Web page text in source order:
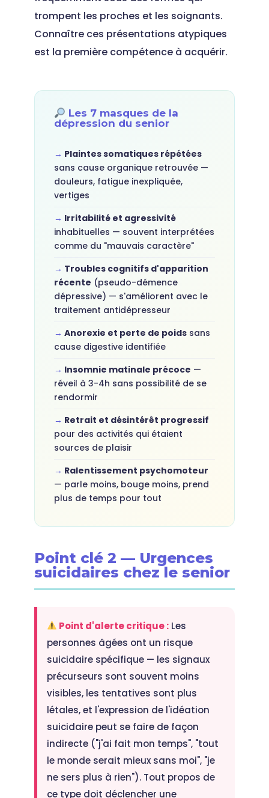
trompent les proches et les soignants.
Connaître ces présentations atypiques
est la première compétence à acquérir.
Les 7 masques de la
dépression du senior
Plaintes somatiques répétées
sans cause organique retrouvée —
douleurs, fatigue inexpliquée,
vertiges
Irritabilité et agressivité
inhabituelles — souvent interprétées
comme du "mauvais caractère"
Troubles cognitifs d'apparition
récente (pseudo-démence
dépressive) — s'améliorent avec le
traitement antidépresseur
Anorexie et perte de poidssans
cause digestive identifiée
Insomnie matinale précoce —
réveil à 3-4h sans possibilité de se
rendormir
Retrait et désintérêt progressif
pour des activités qui étaient
sources de plaisir
Ralentissement psychomoteur
— parle moins, bouge moins, prend
plus de temps pour tout
Point clé 2 — Urgences
suicidaires chez le senior
Point d'alerte critique :Les
personnes âgées ont un risque
suicidaire spécifique — les signaux
précurseurs sont souvent moins
visibles, les tentatives sont plus
létales, et l'expression de l'idéation
suicidaire peut se faire de façon
indirecte ("j'ai fait mon temps", "tout
le monde serait mieux sans moi", "je
ne sers plus à rien"). Tout propos de
ce type doit déclencher une